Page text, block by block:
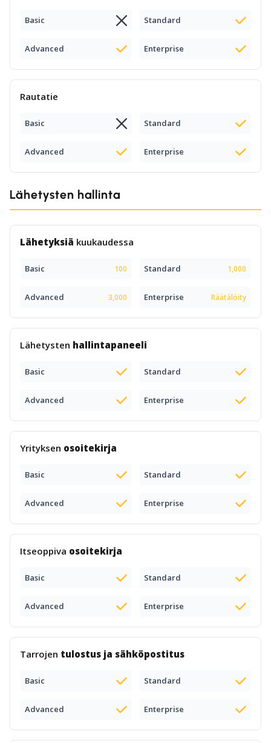
Basic Standard
Advanced Enterprise
Rautatie
Basic Standard
Advanced Enterprise
Lähetysten hallinta
Lähetyksiä kuukaudessa
Basic 100 Standard 1,000
Advanced 3,000 Enterprise Räätälöity
Lähetysten hallintapaneeli
Basic Standard
Advanced Enterprise
Yrityksen osoitekirja
Basic Standard
Advanced Enterprise
Itseoppiva osoitekirja
Basic Standard
Advanced Enterprise
Tarrojen tulostus ja sähköpostitus
Basic Standard
Advanced Enterprise